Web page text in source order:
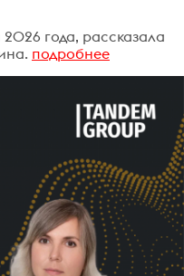
года, рассказала
подробнее